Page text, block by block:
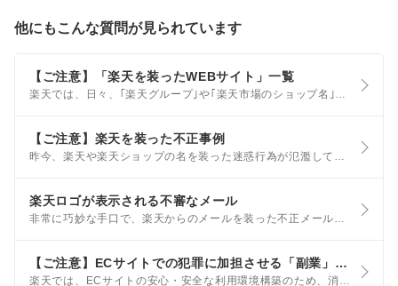
他にもこんな質問が見られています
【ご注意】「楽天を装ったWEBサイト」一覧
楽天では、日々、｢楽天グループ｣や｢楽天市場のショップ名｣を悪用するなど、悪質なWEBサイトの監視を行っております。 このページでは、模倣サイトの事例や過去にお客様から弊社までご報告いただいたWEBサイトのURLを掲載いたしますので、これらのサイトを利用することのないよう十分ご注意ください。
【ご注意】楽天を装った不正事例
昨今、楽天や楽天ショップの名を装った迷惑行為が氾濫しており、被害にあったお客様から相談を受けるケースがございます。 このページでは、最初にご確認いただきたい点と、過去にあった事例を手口ごとにご案内しております。
楽天ロゴが表示される不審なメール
非常に巧妙な手口で、楽天からのメールを装った不正メールが発生しています。 不正メールにも関わらず、楽天のアイコンやブランドマークが表示されてしまうことが、Yahoo!メールなどのサービスの提供事業者から報告されており、正しいメールとの識別が難しいことから、お客様の安全を考慮して、一時的にアイコンやマークの表示が停止されている場合があります。
【ご注意】ECサイトでの犯罪に加担させる「副業」勧誘について
楽天では、ECサイトの安心・安全な利用環境構築のため、消費者庁、国民生活センター及び警察庁と共同で犯罪への加担に関する注意喚起を実施しています。 以下の内容をご確認いただき、ご注意ください。